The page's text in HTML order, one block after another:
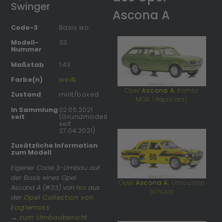
Swinger
Code-3
Basis Ixo
Modell-
Nummer
33
Maßstab
1:43
Farbe(n)
weiß
Zustand
mint/boxed
In Sammlung
seit
02.05.2021
(Grundmodell
seit
27.04.2021)
Zusätzliche Information
zum Modell
Eigener Code 3-Umbau auf
der Basis eines Opel
Ascona A (#33) vonIxo aus
der Opel Collection von
Eaglemoss
→zum Umbaubericht
Ascona A
Opel Ascona A, Kombi
MOA (Replicars)
Opel Ascona A, Limousine
Schuco